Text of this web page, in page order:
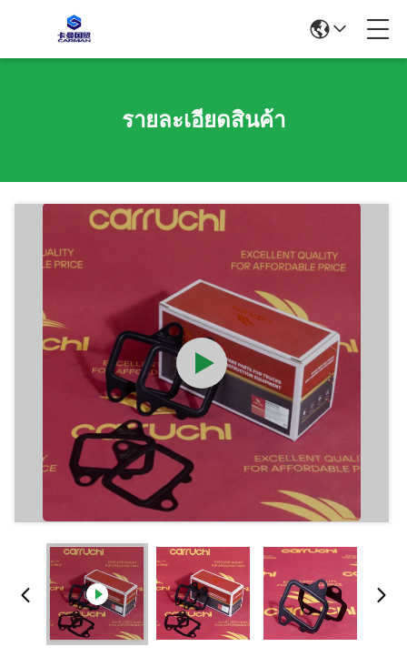
รายละเอียดสินค้า